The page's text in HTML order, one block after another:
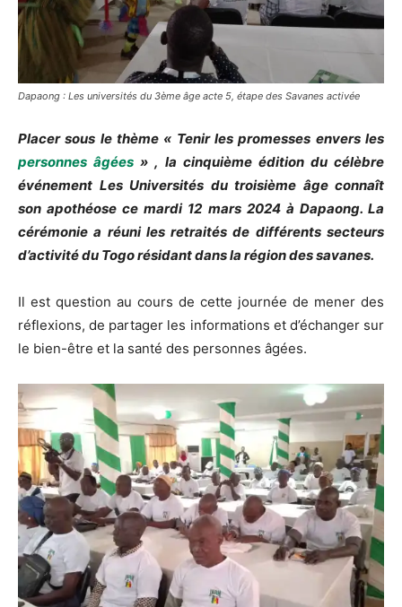
Dapaong : Les universités du 3ème âge acte 5, étape des Savanes activée
Placer sous le thème « Tenir les promesses envers les
personnes âgées » , la cinquième édition du célèbre
événement Les Universités du troisième âge connaît
son apothéose ce mardi 12 mars 2024 à Dapaong. La
cérémonie a réuni les retraités de différents secteurs
d’activité du Togo résidant dans la région des savanes.
Il est question au cours de cette journée de mener des
réflexions, de partager les informations et d’échanger sur
le bien-être et la santé des personnes âgées.